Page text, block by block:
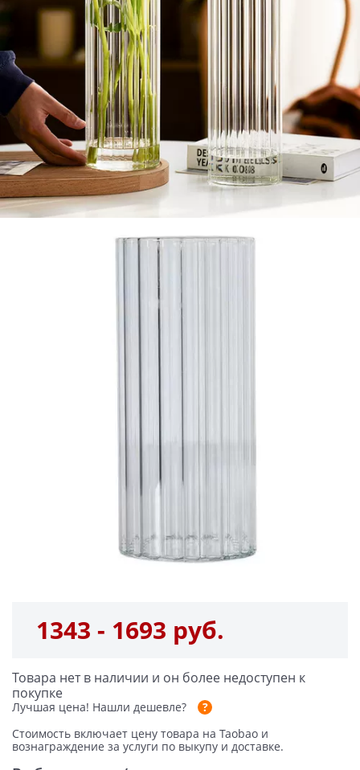
1343 - 1693 руб.
Товара нет в наличии и он более недоступен к
покупке
Лучшая цена! Нашли дешевле?
Стоимость включает цену товара на Taobao и
вознаграждение за услуги по выкупу и доставке.